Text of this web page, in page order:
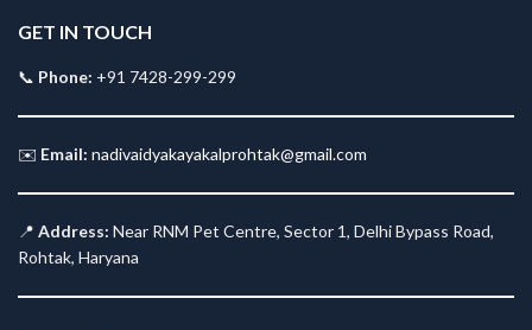
GET IN TOUCH
📞 Phone: +91 7428-299-299
✉️ Email: nadivaidyakayakalprohtak@gmail.com
📍 Address: Near RNM Pet Centre, Sector 1, Delhi Bypass Road,
Rohtak, Haryana